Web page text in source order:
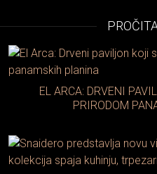
EL ARCA: DRVENI
PRIRODOM